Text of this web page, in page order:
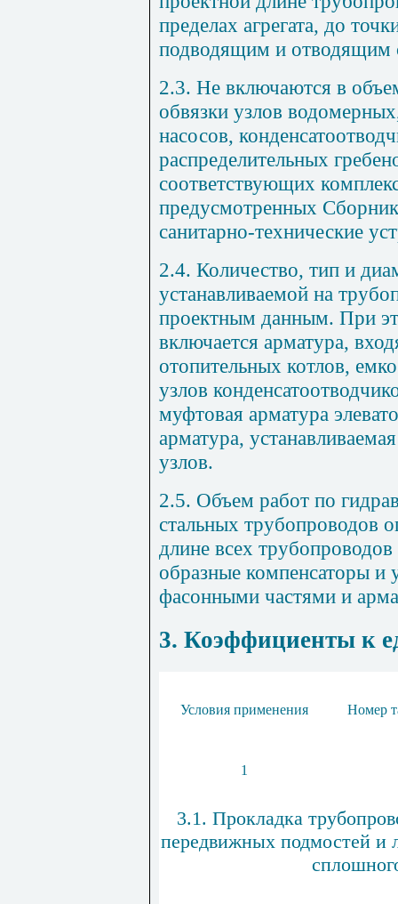
пределах агрегата, до
подводящим и отводящим
2.3. Не включаются в
обвязки узлов
насосов,
распределительных
соответствующих
предусмотренных
санитарно-технические
2.4. Количество, тип и
устанавливаемой на
проектным данным. При
включается арматура,
отопительных котлов,
узлов
муфтовая арматура
арматура,
узлов.
2.5. Объем работ по
стальных трубопроводов
длине всех
образные компенсаторы и
фасонными частями и
3. Коэффициенты к
Условия применения Номер
1
3.1. Прокладка
передвижных подмостей и